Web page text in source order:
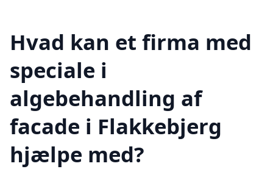
Hvad kan et firma med
speciale i
algebehandling af
facade i Flakkebjerg
hjælpe med?